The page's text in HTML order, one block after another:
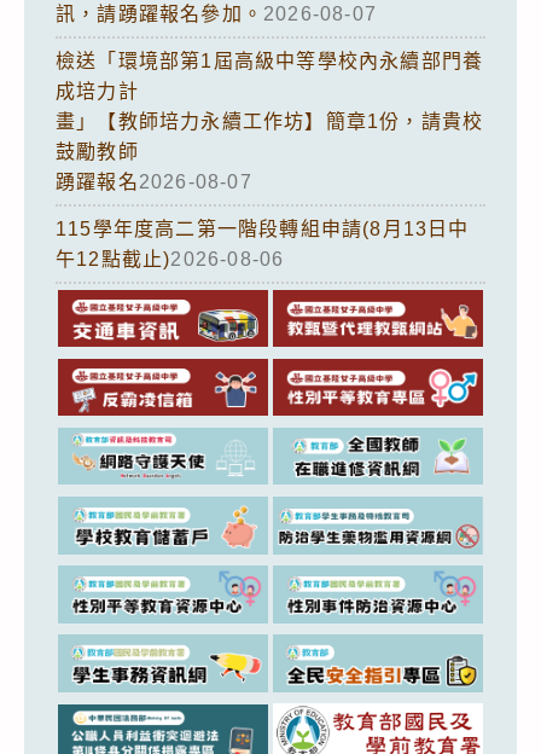
訊，請踴躍報名參加。 2026-08-07
檢送「環境部第1屆高級中等學校內永續部門養
成培力計
畫」【教師培力永續工作坊】簡章1份，請貴校
鼓勵教師
踴躍報名2026-08-07
115學年度高二第一階段轉組申請(8月13日中
午12點截止)2026-08-06